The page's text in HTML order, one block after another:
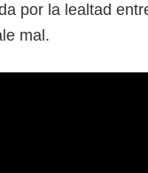
por la lealtad
mal.